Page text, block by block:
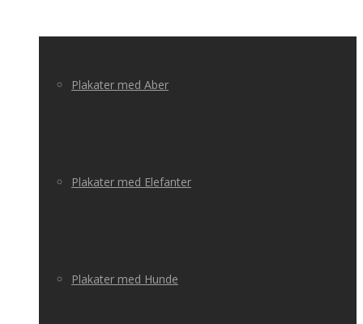
Plakater med Aber
Plakater med Elefanter
Plakater med Hunde